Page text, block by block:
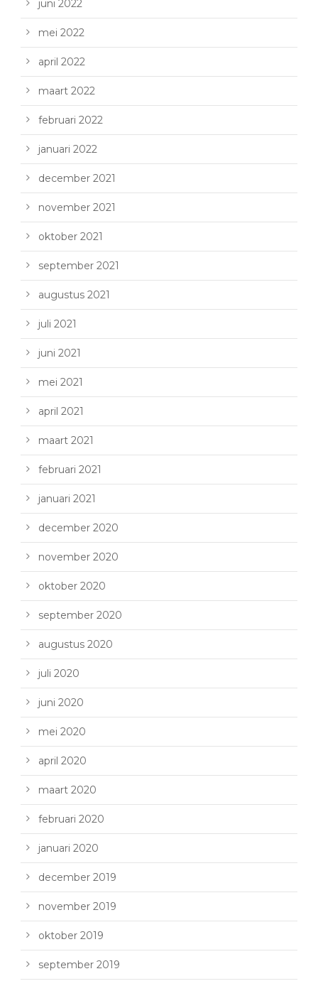
juni 2022
mei 2022
april 2022
maart 2022
februari 2022
januari 2022
december 2021
november 2021
oktober 2021
september 2021
augustus 2021
juli 2021
juni 2021
mei 2021
april 2021
maart 2021
februari 2021
januari 2021
december 2020
november 2020
oktober 2020
september 2020
augustus 2020
juli 2020
juni 2020
mei 2020
april 2020
maart 2020
februari 2020
januari 2020
december 2019
november 2019
oktober 2019
september 2019